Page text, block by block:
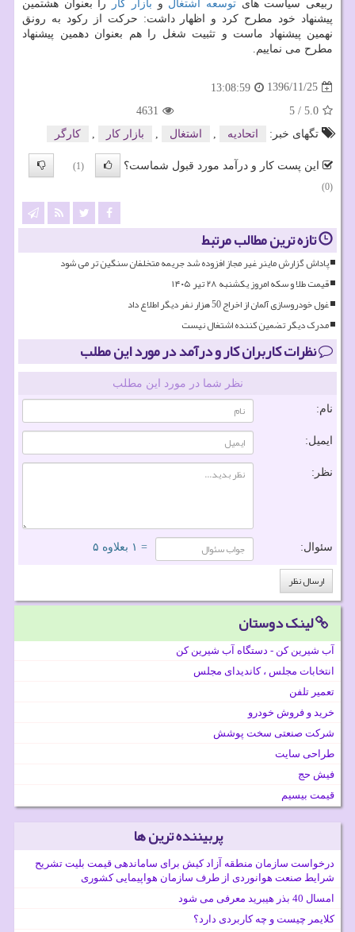
ربیعی سیاست هایتوسعه اشتغال و بازار كار
را بعنوان هشتمین
پیشنهاد خود مطرح كرد و اظهار داشت: حركت از ركود به رونق
نهمین پیشنهاد ماست و تثبیت شغل را هم بعنوان دهمین پیشنهاد
مطرح می نماییم.
1396/11/25
13:08:59
5.0
/
5
4631
تگهای خبر:
اتحادیه , اشتغال , بازار كار , كارگر
این پست کار و درآمد مورد قبول شماست؟
(1)
(0)
تازه ترین مطالب مرتبط
پاداش گزارش ماینر غیر مجاز افزوده شد جریمه متخلفان سنگین تر می شود
قیمت طلا و سکه امروز یکشنبه ۲۸ تیر ۱۴۰۵
غول خودروسازی آلمان از اخراج 50 هزار نفر دیگر اطلاع داد
مدرک دیگر تضمین کننده اشتغال نیست
نظرات کاربران کار و درآمد در مورد این مطلب
نظر شما در مورد این مطلب
نام:
ایمیل:
نظر:
سئوال: = ۱ بعلاوه ۵
لینک دوستان
آب شیرین کن - دستگاه آب شیرین کن
انتخابات مجلس ، کاندیدای مجلس
تعمیر تلفن
خرید و فروش خودرو
شرکت صنعتی سخت پوشش
طراحی سایت
فیش حج
قیمت بیسیم
پربیننده ترین ها
درخواست سازمان منطقه آزاد کیش برای ساماندهی قیمت بلیت تشریح
شرایط صنعت هوانوردی از طرف سازمان هواپیمایی کشوری
امسال 40 بذر هیبرید معرفی می شود
کلایمر چیست و چه کاربردی دارد؟